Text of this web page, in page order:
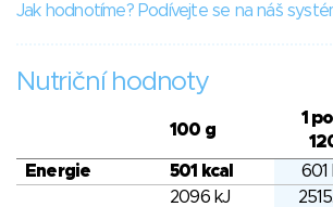
Jak hodnotíme? Podívejte se na náš
Nutriční hodnoty
100 g
1
Energie 501 kcal 601
2096 kJ